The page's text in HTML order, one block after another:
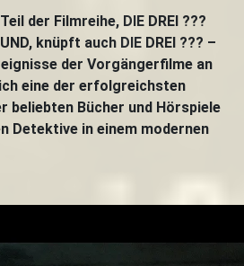
der Filmreihe, DIE DREI ???
knüpft auch DIE DREI ??? –
der Vorgängerfilme an
eine der erfolgreichsten
beliebten Bücher und Hörspiele
Detektive in einem modernen